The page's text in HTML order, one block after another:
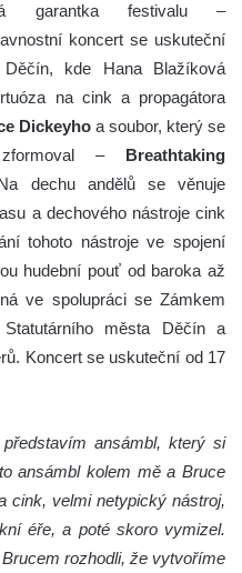
garantka festivalu –
koncert se uskuteční
kde Hana Blažíková
na cink a propagátora
Dickeyho a soubor, který se
zformoval – Breathtaking
dechu andělů se věnuje
a dechového nástroje cink
tohoto nástroje ve spojení
hudební pouť od baroka až
ve spolupráci se Zámkem
města Děčín a
Koncert se uskuteční od 17
ansámbl, který si
ansámbl kolem mě a Bruce
cink, velmi netypický nástroj,
éře, a poté skoro vymizel.
rozhodli, že vytvoříme